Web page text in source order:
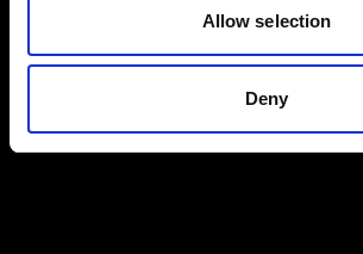
Allow selection
Deny